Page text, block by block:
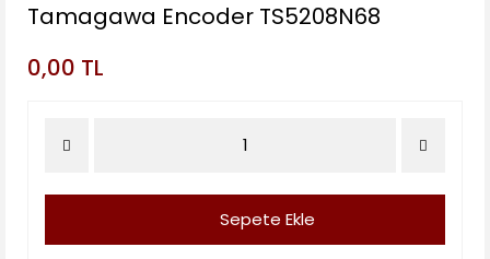
Tamagawa Encoder TS5208N68
0,00 TL
Sepete Ekle